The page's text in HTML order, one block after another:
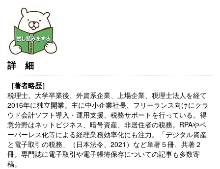
詳細
［著者略歴］
税理士。大学卒業後、外資系企業、上場企業、税理士法人を経て
2016年に独立開業。主に中小企業社長、フリーランス向けにクラ
ウド会計ソフト導入・運用支援、税務サポートを行っている。得
意分野はネットビジネス、暗号資産、非居住者の税務。RPAやペ
ーパーレス化等による経理業務効率化にも注力。「デジタル資産
と電子取引の税務」（日本法令、2021）など単著５冊、共著２
冊。専門誌に電子取引や電子帳簿保存についての記事も多数寄
稿。